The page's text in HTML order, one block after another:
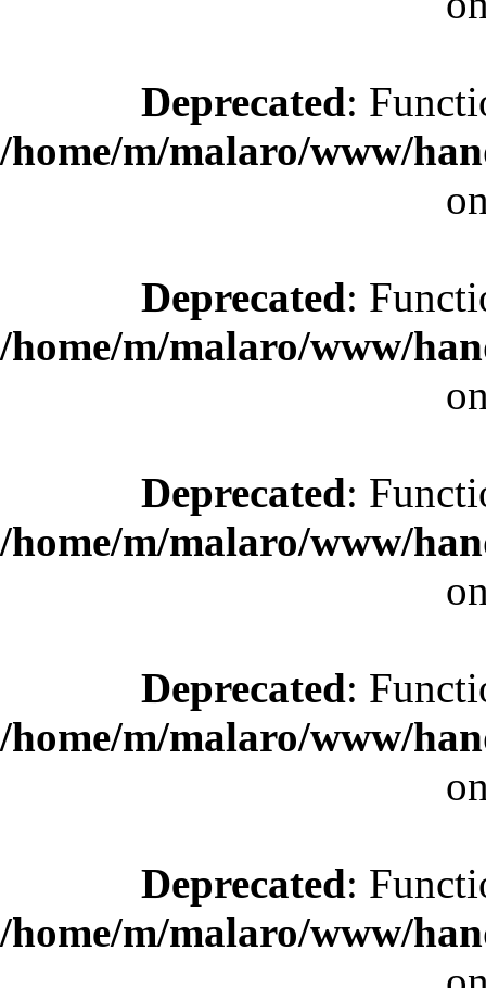
Deprecated:
/home/m/malaro/www/
Deprecated:
/home/m/malaro/www/
Deprecated:
/home/m/malaro/www/
Deprecated:
/home/m/malaro/www/
Deprecated:
/home/m/malaro/www/